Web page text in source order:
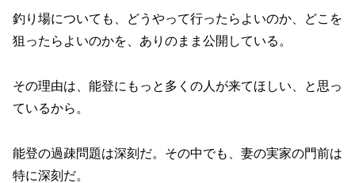
釣り場についても、どうやって行ったらよいのか、どこを
狙ったらよいのかを、ありのまま公開している。
その理由は、能登にもっと多くの人が来てほしい、と思っ
ているから。
能登の過疎問題は深刻だ。その中でも、妻の実家の門前は
特に深刻だ。